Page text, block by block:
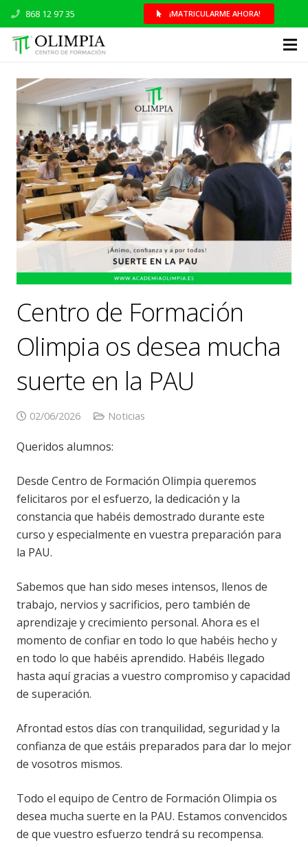
868 12 97 35 ¡MATRICULARME AHORA!
Centro de Formación
Olimpia os desea mucha
suerte en la PAU
02/06/2026 Noticias
Queridos alumnos:
Desde Centro de Formación Olimpia queremos
felicitaros por el esfuerzo, la dedicación y la
constancia que habéis demostrado durante este
curso y especialmente en vuestra preparación para
la PAU.
Sabemos que han sido meses intensos, llenos de
trabajo, nervios y sacrificios, pero también de
aprendizaje y crecimiento personal. Ahora es el
momento de confiar en todo lo que habéis hecho y
en todo lo que habéis aprendido. Habéis llegado
hasta aquí gracias a vuestro compromiso y capacidad
de superación.
Afrontad estos días con tranquilidad, seguridad y la
confianza de que estáis preparados para dar lo mejor
de vosotros mismos.
Todo el equipo de Centro de Formación Olimpia os
desea mucha suerte en la PAU. Estamos convencidos
de que vuestro esfuerzo tendrá su recompensa.